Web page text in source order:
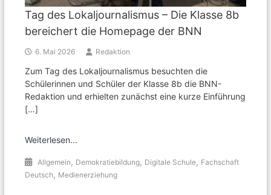
Tag des Lokaljournalismus – Die Klasse 8b
bereichert die Homepage der BNN
6. Mai 2026 Redaktion
Zum Tag des Lokaljournalismus besuchten die
Schülerinnen und Schüler der Klasse 8b die BNN-
Redaktion und erhielten zunächst eine kurze Einführung
[…]
Weiterlesen...
Allgemein , Demokratiebildung, Digitale Schule, Fachschaft
Deutsch , Medienerziehung